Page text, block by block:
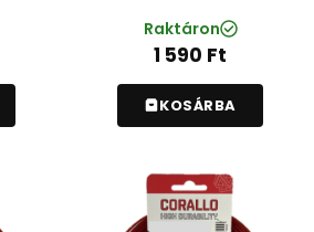
Raktáron
1 590 Ft
KOSÁRBA